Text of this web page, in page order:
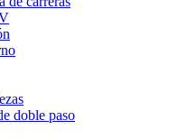
doble paso